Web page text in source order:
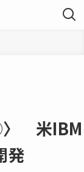
〉 米IBM
発